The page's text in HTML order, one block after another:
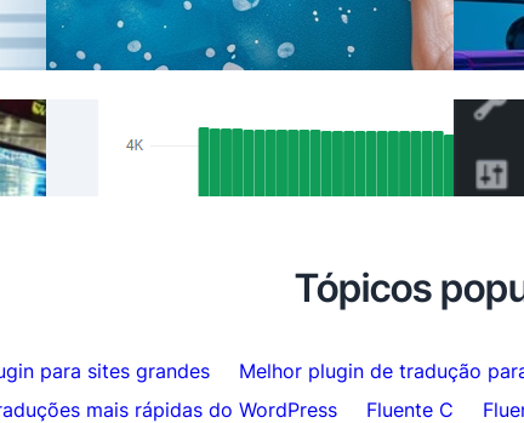
a
Traduções de IA
Resultados de SEO Reais: Como o Suporte
Tópicos
para sites grandes Melhor plugin de tradução
mais rápidas do WordPress Fluente C